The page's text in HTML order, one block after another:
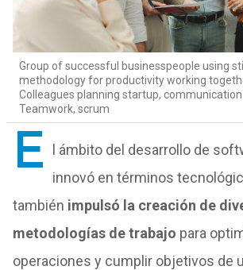
Group of successful businesspeople using
methodology for productivity working
Colleagues planning startup, communication
Teamwork, scrum
E
l ámbito del desarrollo de
innovó en términos
también impulsó la creación de
metodologías de trabajo para
operaciones y cumplir objetivos de